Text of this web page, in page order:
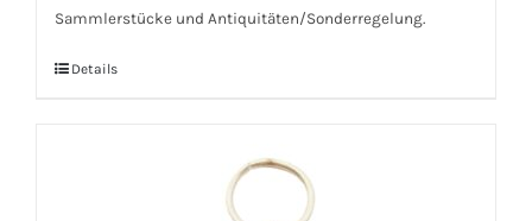
Sammlerstücke und Antiquitäten/Sonderregelung.
Details